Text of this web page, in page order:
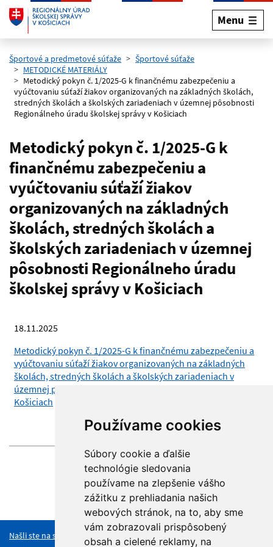
Používame cookies
Súbory cookie a ďalšie
technológie sledovania
používame na zlepšenie vášho
zážitku z prehliadania našich
webových stránok, na to, aby sme
vám zobrazovali prispôsobený
obsah a cielené reklamy, na
Preskočiť na hlavný obsah
Menu
Športové a predmetové súťaže
Športové súťaže
METODICKÉ MATERIÁLY
Metodický pokyn č. 1/2025-G k finančnému zabezpečeniu a
vyúčtovaniu súťaží žiakov organizovaných na základných školách,
stredných školách a školských zariadeniach v územnej pôsobnosti
Regionálneho úradu školskej správy v Košiciach
Metodický pokyn č. 1/2025-G k
finančnému zabezpečeniu a
vyúčtovaniu súťaží žiakov
organizovaných na základných
školách, stredných školách a
školských zariadeniach v územnej
pôsobnosti Regionálneho úradu
školskej správy v Košiciach
18.11.2025
Metodický pokyn č. 1/2025-G k finančnému zabezpečeniu a
vyúčtovaniu súťaží žiakov organizovaných na základných
školách, stredných školách a školských zariadeniach v
územnej pôsobnosti Regionálneho úradu školskej správy v
Košiciach
Hore
Našli ste na stránke chybu?